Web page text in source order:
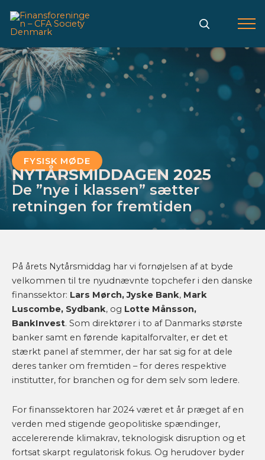
indholdet
FYSISK MØDE
NYTÅRSMIDDAGEN 2025
De ”nye i klassen” sætter
retningen for fremtiden
På årets Nytårsmiddag har vi fornøjelsen af at byde
velkommen til tre nyudnævnte topchefer i den danske
finanssektor: Lars Mørch, Jyske Bank, Mark
Luscombe, Sydbank, og Lotte Månsson,
BankInvest. Som direktører i to af Danmarks største
banker samt en førende kapitalforvalter, er det et
stærkt panel af stemmer, der har sat sig for at dele
deres tanker om fremtiden – for deres respektive
institutter, for branchen og for dem selv som ledere.
For finanssektoren har 2024 været et år præget af en
verden med stigende geopolitiske spændinger,
accelererende klimakrav, teknologisk disruption og et
fortsat skarpt regulatorisk fokus. Og herudover byder